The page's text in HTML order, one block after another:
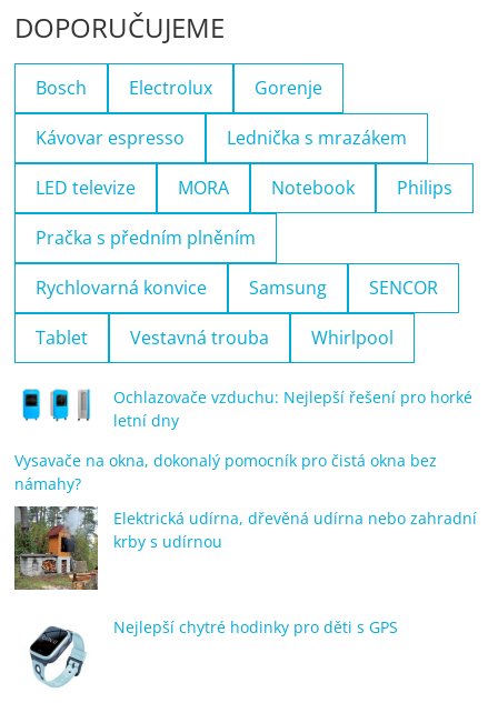
DOPORUČUJEME
Bosch Electrolux Gorenje
Kávovar espresso Lednička s mrazákem
LED televize MORA Notebook Philips
Pračka s předním plněním
Rychlovarná konvice Samsung SENCOR
Tablet Vestavná trouba Whirlpool
Ochlazovače vzduchu: Nejlepší řešení pro horké
letní dny
Vysavače na okna, dokonalý pomocník pro čistá okna bez
námahy?
Elektrická udírna, dřevěná udírna nebo zahradní
krby s udírnou
Nejlepší chytré hodinky pro děti s GPS